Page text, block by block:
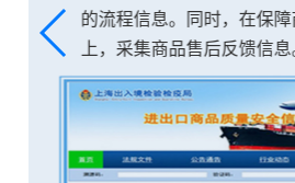
的流程信息。同时，在保障
上，采集商品售后反馈信息